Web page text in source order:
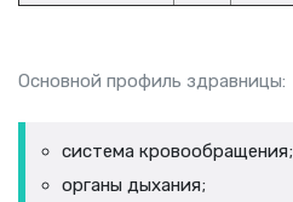
Основной профиль здравницы:
система кровообращения;
органы дыхания;